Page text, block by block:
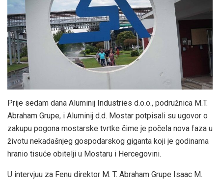
Prije sedam dana Aluminij Industries d.o.o., podružnica M.T.
Abraham Grupe, i Aluminij d.d. Mostar potpisali su ugovor o
zakupu pogona mostarske tvrtke čime je počela nova faza u
životu nekadašnjeg gospodarskog giganta koji je godinama
hranio tisuće obitelji u Mostaru i Hercegovini.
U intervjuu za Fenu direktor M. T. Abraham Grupe Isaac M.